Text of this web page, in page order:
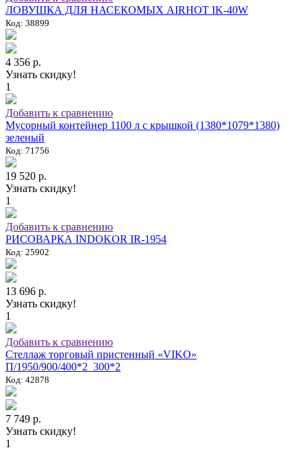
ЛОВУШКА ДЛЯ НАСЕКОМЫХ AIRHOT IK-40W
Код: 38899
4 356 р.
Узнать скидку!
1
Добавить к сравнению
Мусорный контейнер 1100 л с крышкой (1380*1079*1380)
зеленый
Код: 71756
19 520 р.
Узнать скидку!
1
Добавить к сравнению
РИСОВАРКА INDOKOR IR-1954
Код: 25902
13 696 р.
Узнать скидку!
1
Добавить к сравнению
Стеллаж торговый пристенный «VIKO»
П/1950/900/400*2_300*2
Код: 42878
7 749 р.
Узнать скидку!
1